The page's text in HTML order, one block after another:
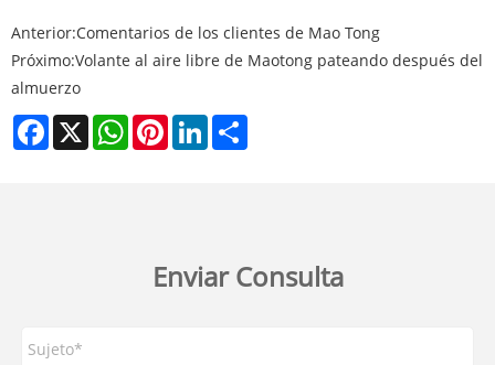
Anterior:Comentarios de los clientes de Mao Tong
Próximo:Volante al aire libre de Maotong pateando después del
almuerzo
Facebook
X WhatsAppPinterestLinkedIn
Enviar Consulta